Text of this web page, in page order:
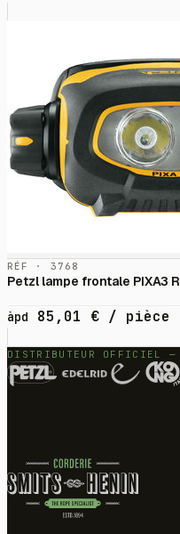
RÉF · 3768
Petzl lampe frontale PIXA3 R
àpd 85,01 € / pièce
DISTRIBUTEUR OFFICIEL —